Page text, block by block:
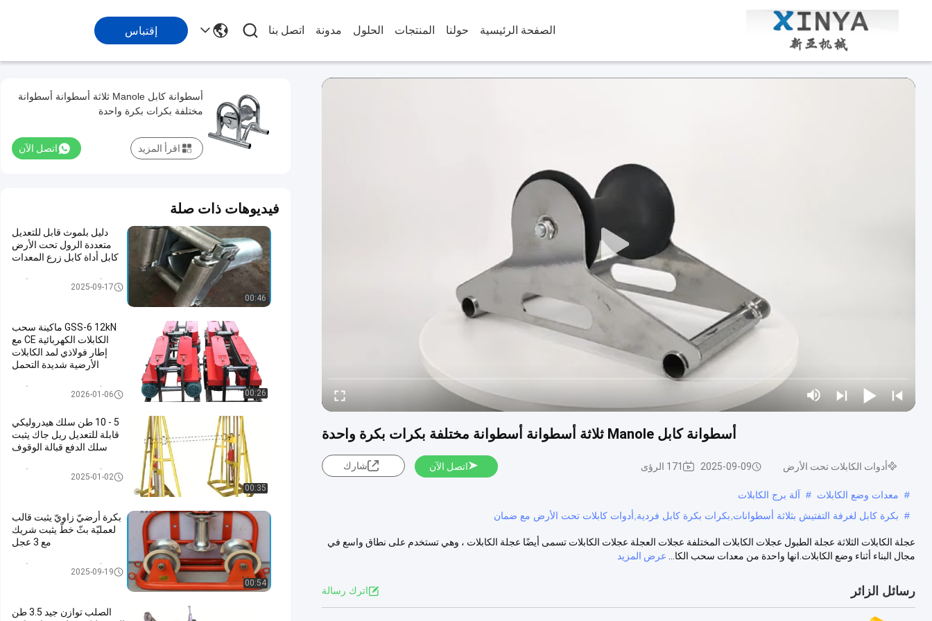
الصفحة الرئيسية حولنا المنتجات الحلول مدونة اتصل بنا إقتباس
أسطوانة كابل Manole ثلاثة أسطوانة أسطوانة مختلفة بكرات بكرة واحدة
أدوات الكابلات تحت الأرض 2025-09-09 171 الرؤى اتصل الآن شارك
# معدات وضع الكابلات # آلة برج الكابلات
# بكرة كابل لغرفة التفتيش بثلاثة أسطوانات,بكرات بكرة كابل فردية,أدوات كابلات تحت الأرض مع ضمان
عجلة الكابلات الثلاثة عجلة الطبول عجلات الكابلات المختلفة عجلات العجلة عجلات الكابلات تسمى أيضًا عجلة الكابلات ، وهي تستخدم على نطاق واسع في
مجال البناء أثناء وضع الكابلات.انها واحدة من معدات سحب الكا...
عرض المزيد
رسائل الزائر اترك رسالة
أسطوانة كابل Manole ثلاثة أسطوانة أسطوانة
مختلفة بكرات بكرة واحدة
اتصل الآن اقرأ المزيد
فيديوهات ذات صلة
00:46
دليل بلموث قابل للتعديل
متعددة الرول تحت الأرض
كابل أداة كابل زرع المعدات
أدوات الكابلات تحت الأرض
2025-09-17
00:26
GSS-6 12kN ماكينة سحب
الكابلات الكهربائية CE مع
إطار فولاذي لمد الكابلات
الأرضية شديدة التحمل
أدوات الكابلات تحت الأرض
2026-01-06
00:35
5 - 10 طن سلك هيدروليكي
قابلة للتعديل ريل جاك يثبت
سلك الدفع قبالة الوقوف
أدوات الكابلات تحت الأرض
2025-01-02
00:54
بكرة أرضيّ زاويّ يثبت قالب
لعمليّة بثّ خطّ يثبت شريك
مع 3 عجل
أدوات الكابلات تحت الأرض
2025-09-19
الصلب توازن جيد 3.5 طن